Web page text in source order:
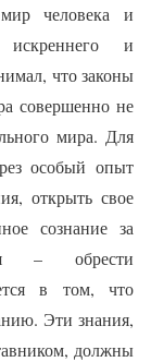
человека и
искреннего и
что законы
совершенно не
мира. Для
особый опыт
открыть свое
сознание за
– обрести
в том, что
Эти знания,
должны